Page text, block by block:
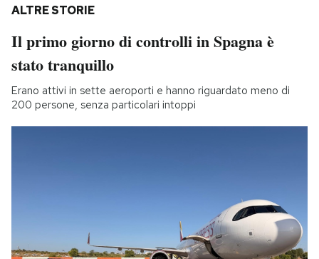
ALTRE STORIE
Il primo giorno di controlli in Spagna è
stato tranquillo
Erano attivi in sette aeroporti e hanno riguardato meno di
200 persone, senza particolari intoppi